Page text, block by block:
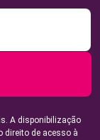
A disponibilização
direito de acesso à